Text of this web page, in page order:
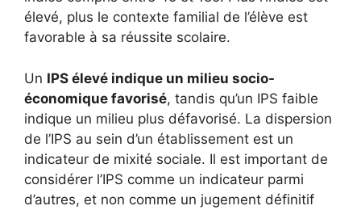
élevé, plus le contexte familial de l’élève est
favorable à sa réussite scolaire.
Un IPS élevé indique un milieu socio-
économique favorisé, tandis qu’un IPS faible
indique un milieu plus défavorisé. La dispersion
de l’IPS au sein d’un établissement est un
indicateur de mixité sociale. Il est important de
considérer l’IPS comme un indicateur parmi
d’autres, et non comme un jugement définitif